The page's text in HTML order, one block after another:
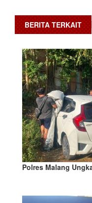
BERITA TERKAIT
Polres Malang